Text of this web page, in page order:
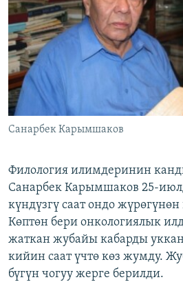
ЭЖЕ-СИҢДИЛЕР
АЗАТТЫК+
ЫҢГАЙСЫЗ СУРООЛОР
ОНЛАЙН ШЕРИНЕ
ЭЕ/АРнун бардык сайттары
Санарбек Карымшаков
Филология илимдеринин
Санарбек Карымшаков 25-
күндүзгү саат ондо
Көптөн бери онкологиялык
жаткан жубайы кабарды
кийин саат үчтө көз жумду.
бүгүн чогуу жерге берилди.